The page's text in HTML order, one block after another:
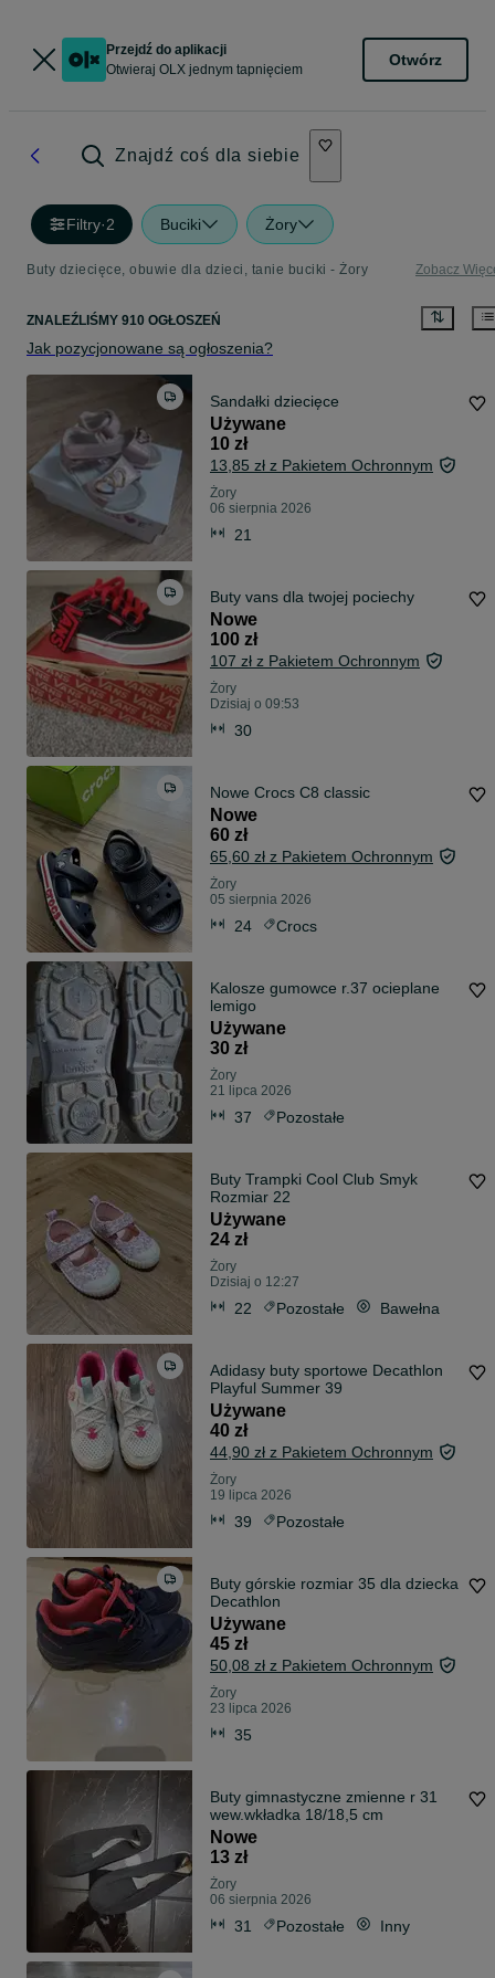
Przejdź do aplikacji
Otwieraj OLX jednym tapnięciem
Otwórz
Znajdź coś dla siebie
Filtry·2 Buciki Żory
Buty dziecięce, obuwie dla dzieci, tanie buciki - Żory Zobacz
ZNALEŹLIŚMY 910 OGŁOSZEŃ
Jak pozycjonowane są ogłoszenia?
Sandałki dziecięce
Używane
10 zł
13,85 zł z Pakietem Ochronnym
Żory
06 sierpnia 2026
21
Buty vans dla twojej pociechy
Nowe
100 zł
107 zł z Pakietem Ochronnym
Żory
Dzisiaj o 09:53
30
Nowe Crocs C8 classic
Nowe
60 zł
65,60 zł z Pakietem Ochronnym
Żory
05 sierpnia 2026
24 Crocs
Kalosze gumowce r.37 ocieplane
lemigo
Używane
30 zł
Żory
21 lipca 2026
37 Pozostałe
Buty Trampki Cool Club Smyk
Rozmiar 22
Używane
24 zł
Żory
Dzisiaj o 12:27
22 Pozostałe Bawełna
Adidasy buty sportowe Decathlon
Playful Summer 39
Używane
40 zł
44,90 zł z Pakietem Ochronnym
Żory
19 lipca 2026
39 Pozostałe
Buty górskie rozmiar 35 dla dziecka
Decathlon
Używane
45 zł
50,08 zł z Pakietem Ochronnym
Żory
23 lipca 2026
35
Buty gimnastyczne zmienne r 31
wew.wkładka 18/18,5 cm
Nowe
13 zł
Żory
06 sierpnia 2026
31 Pozostałe Inny